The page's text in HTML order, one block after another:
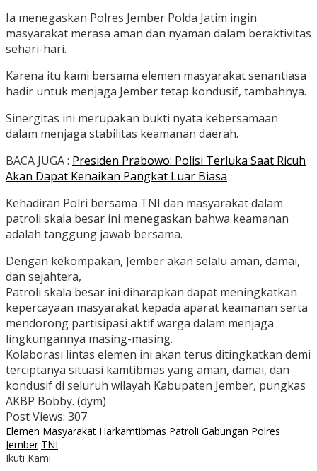
Ia menegaskan Polres Jember Polda Jatim ingin
masyarakat merasa aman dan nyaman dalam beraktivitas
sehari-hari.
Karena itu kami bersama elemen masyarakat senantiasa
hadir untuk menjaga Jember tetap kondusif, tambahnya.
Sinergitas ini merupakan bukti nyata kebersamaan
dalam menjaga stabilitas keamanan daerah.
BACA JUGA : Presiden Prabowo: Polisi Terluka Saat Ricuh
Akan Dapat Kenaikan Pangkat Luar Biasa
Kehadiran Polri bersama TNI dan masyarakat dalam
patroli skala besar ini menegaskan bahwa keamanan
adalah tanggung jawab bersama.
Dengan kekompakan, Jember akan selalu aman, damai,
dan sejahtera,
Patroli skala besar ini diharapkan dapat meningkatkan
kepercayaan masyarakat kepada aparat keamanan serta
mendorong partisipasi aktif warga dalam menjaga
lingkungannya masing-masing.
Kolaborasi lintas elemen ini akan terus ditingkatkan demi
terciptanya situasi kamtibmas yang aman, damai, dan
kondusif di seluruh wilayah Kabupaten Jember, pungkas
AKBP Bobby. (dym)
Post Views: 307
Elemen Masyarakat Harkamtibmas Patroli Gabungan Polres
Jember TNI
Ikuti Kami